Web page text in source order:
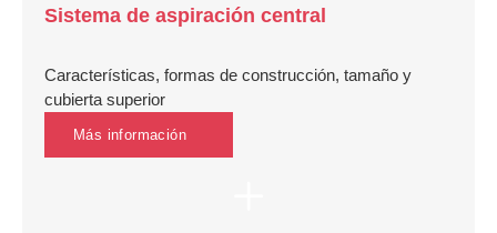
Sistema de aspiración central
Características, formas de construcción, tamaño y
cubierta superior
Más información